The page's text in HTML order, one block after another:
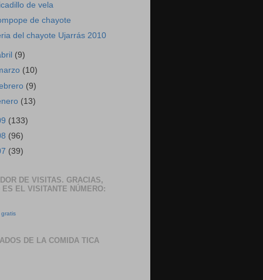
de vela
de chayote
del chayote Ujarrás 2010
(9)
(10)
(9)
(13)
(133)
(96)
(39)
DE VISITAS. GRACIAS,
ES EL VISITANTE NÚMERO:
DE LA COMIDA TICA